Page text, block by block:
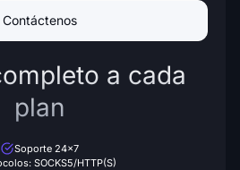
Contáctenos
a cada
plan
Soporte 24x7
SOCKS5/HTTP(S)